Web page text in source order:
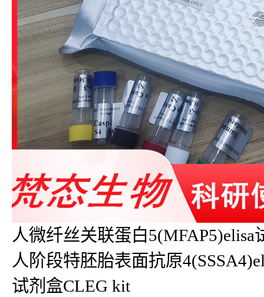
人微纤丝关联蛋白
人阶段特胚胎表面抗原
试剂盒CLEG kit